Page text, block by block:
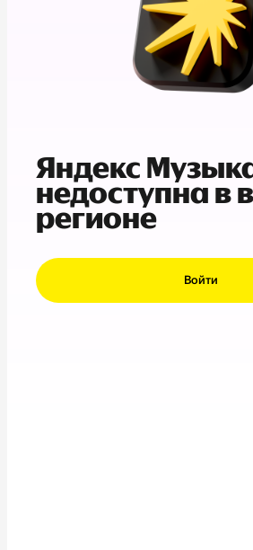
Яндекс
недоступна в
регионе
Войти